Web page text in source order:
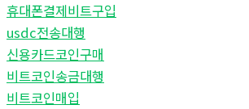
휴대폰결제비트구입
usdc전송대행
신용카드코인구매
비트코인송금대행
비트코인매입